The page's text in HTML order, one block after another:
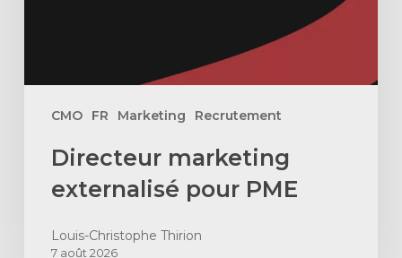
CMO FR Marketing Recrutement
Directeur marketing
externalisé pour PME
Louis-Christophe Thirion
7 août 2026